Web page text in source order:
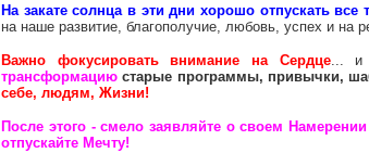
На закате солнца в эти дни хорошо отпускать все
на наше развитие, благополучие, любовь, успех и на
Важно фокусировать внимание на Сердце... и
трансформацию старые программы, привычки,
себе, людям, Жизни!
После этого - смело заявляйте о своем
отпускайте Мечту!